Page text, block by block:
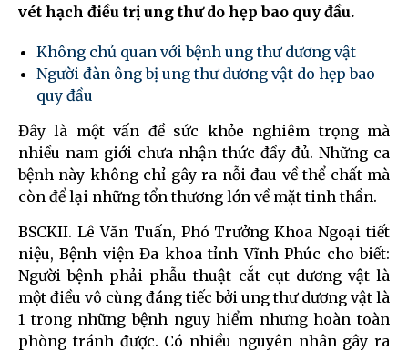
vét hạch điều trị ung thư do hẹp bao quy đầu.
Không chủ quan với bệnh ung thư dương vật
Người đàn ông bị ung thư dương vật do hẹp bao
quy đầu
Đây là một vấn đề sức khỏe nghiêm trọng mà
nhiều nam giới chưa nhận thức đầy đủ. Những ca
bệnh này không chỉ gây ra nỗi đau về thể chất mà
còn để lại những tổn thương lớn về mặt tinh thần.
BSCKII. Lê Văn Tuấn, Phó Trưởng Khoa Ngoại tiết
niệu, Bệnh viện Đa khoa tỉnh Vĩnh Phúc cho biết:
Người bệnh phải phẫu thuật cắt cụt dương vật là
một điều vô cùng đáng tiếc bởi ung thư dương vật là
1 trong những bệnh nguy hiểm nhưng hoàn toàn
phòng tránh được. Có nhiều nguyên nhân gây ra